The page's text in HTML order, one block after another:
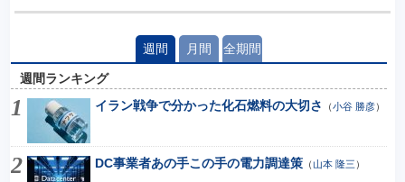
週間 月間 全期間
週間ランキング
イラン戦争で分かった化石燃料の大切さ
（小谷 勝彦）
DC事業者あの手この手の電力調達策（山本 隆三 ）